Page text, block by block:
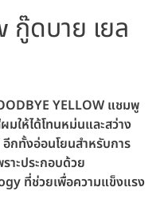
กู๊ดบาย เยล
YELLOW แชมพู
มให้ได้โทนหม่นและสว่าง
อีกทั้งอ่อนโยนสำหรับการ
าะประกอบด้วย
ที่ช่วยเพื่อความแข็งแรง